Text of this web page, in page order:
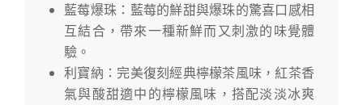
藍莓爆珠：藍莓的鮮甜與爆珠的驚喜口感相
互結合，帶來一種新鮮而又刺激的味覺體
驗。
利寶納：完美復刻經典檸檬茶風味，紅茶香
氣與酸甜適中的檸檬風味，搭配淡淡冰爽